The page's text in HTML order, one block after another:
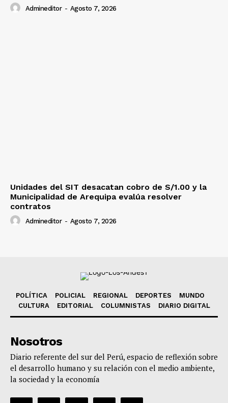
Admineditor - Agosto 7, 2026
Unidades del SIT desacatan cobro de S/1.00 y la
Municipalidad de Arequipa evalúa resolver
contratos
Admineditor - Agosto 7, 2026
POLÍTICA POLICIAL REGIONAL DEPORTES
MUNDO
CULTURA
EDITORIAL COLUMNISTAS DIARIO DIGITAL
Nosotros
Diario referente del sur del Perú, espacio de reflexión sobre
el desarrollo humano y su relación con el medio ambiente,
la sociedad y la economía